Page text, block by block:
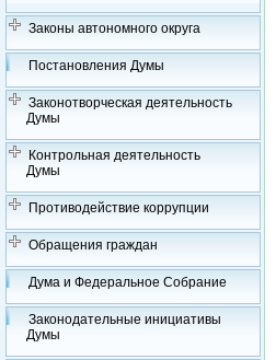
Законы автономного округа
Постановления Думы
Законотворческая деятельность
Думы
Контрольная деятельность
Думы
Противодействие коррупции
Обращения граждан
Дума и Федеральное Собрание
Законодательные инициативы
Думы